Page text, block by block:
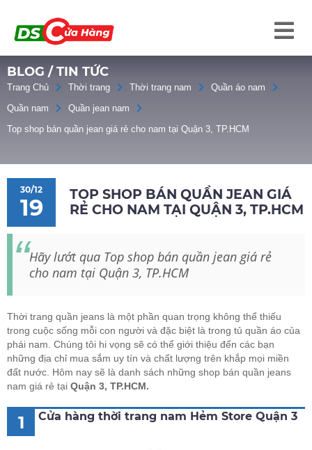
BLOG / TIN TỨC
Trang Chủ Thời trang Thời trang nam
Quần áo nam
Quần nam
Quần jean nam
Top shop bán quần jean giá rẻ cho nam tại Quận 3, TP.HCM
30/12
19
TOP SHOP BÁN QUẦN JEAN GIÁ
RẺ CHO NAM TẠI QUẬN 3, TP.HCM
Hãy lướt qua Top shop bán quần jean giá rẻ
cho nam tại Quận 3, TP.HCM
Thời trang quần jeans là một phần quan trọng không thể thiếu
trong cuộc sống mỗi con người và đặc biệt là trong tủ quần áo của
phái nam. Chúng tôi hi vọng sẽ có thể giới thiệu đến các bạn
những địa chỉ mua sắm uy tín và chất lượng trên khắp mọi miền
đất nước. Hôm nay sẽ là danh sách những shop bán quần jeans
nam giá rẻ tại Quận 3, TP.HCM.
1 Cửa hàng thời trang nam Hẻm Store Quận 3